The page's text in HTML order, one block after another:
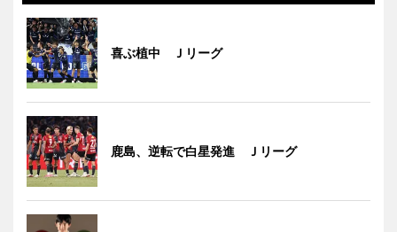
喜ぶ植中 Ｊリーグ
鹿島、逆転で白星発進 Ｊリーグ